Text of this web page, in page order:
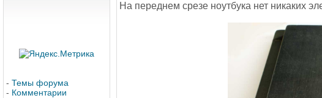
- Темы форума
- Комментарии
На переднем срезе ноутбука нет никаких